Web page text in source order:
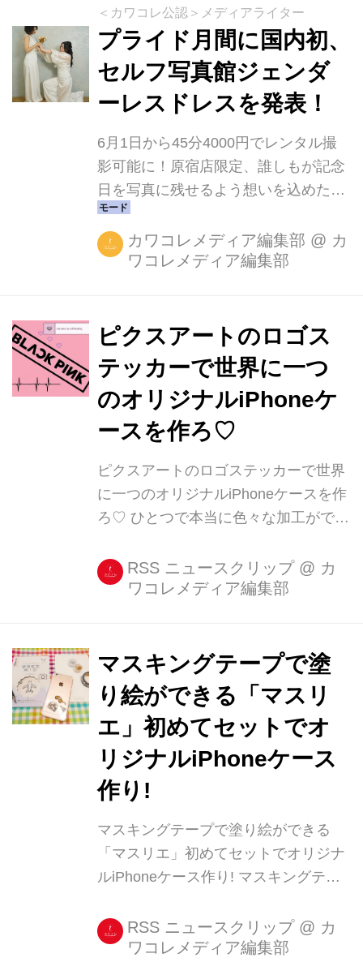
望の第二弾。リサとガスパールの特別
アート缶とともに、キュートで甘い世
界観を楽しんでみてはいかがでしょう
か？
＜カワコレ公認＞メディアライター
プライド月間に国内初、
セルフ写真館ジェンダ
ーレスドレスを発表！
6月1日から45分4000円でレンタル撮
影可能に！原宿店限定、誰しもが記念
日を写真に残せるよう想いを込めた期
間限定イベントです
カワコレメディア編集部 @ カ
ワコレメディア編集部
ピクスアートのロゴス
テッカーで世界に一つ
のオリジナルiPhoneケ
ースを作ろ♡
ピクスアートのロゴステッカーで世界
に一つのオリジナルiPhoneケースを作
ろ♡ ひとつで本当に色々な加工ができ
すが、iPhoneケース作りにもその力を
発揮してくれます。 ロゴステッカーで
RSS ニュースクリップ @ カ
ワコレメディア編集部
マスキングテープで塗
り絵ができる「マスリ
エ」初めてセットでオ
リジナルiPhoneケース
作り!
マスキングテープで塗り絵ができる
「マスリエ」初めてセットでオリジナ
ルiPhoneケース作り! マスキングテー
使いきれないことが多い。 そんな風に
家で眠っているマスキングテープで塗
RSS ニュースクリップ @ カ
ワコレメディア編集部